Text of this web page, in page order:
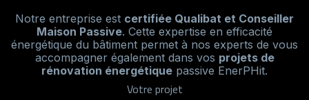
Notre entreprise est certifiée Qualibat et Conseiller
Maison Passive. Cette expertise en efficacité
énergétique du bâtiment permet à nos experts de vous
accompagner également dans vos projets de
rénovation énergétique passive EnerPHit.
Votre projet